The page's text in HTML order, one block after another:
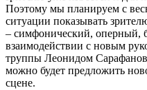
Поэтому мы планируем с
ситуации показывать
– симфонический, оперный,
взаимодействии с новым
труппы Леонидом
можно будет предложить
сцене.